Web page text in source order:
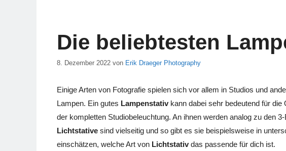
Die beliebtesten
8. Dezember 2022 von Erik Draeger Photography
Einige Arten von Fotografie spielen sich vor allem in Studios und
Lampen. Ein gutes Lampenstativ kann dabei sehr bedeutend für
der kompletten Studiobeleuchtung. An ihnen werden analog zu den
Lichtstative sind vielseitig und so gibt es sie beispielsweise in
einschätzen, welche Art von Lichtstativdas passende für dich ist.